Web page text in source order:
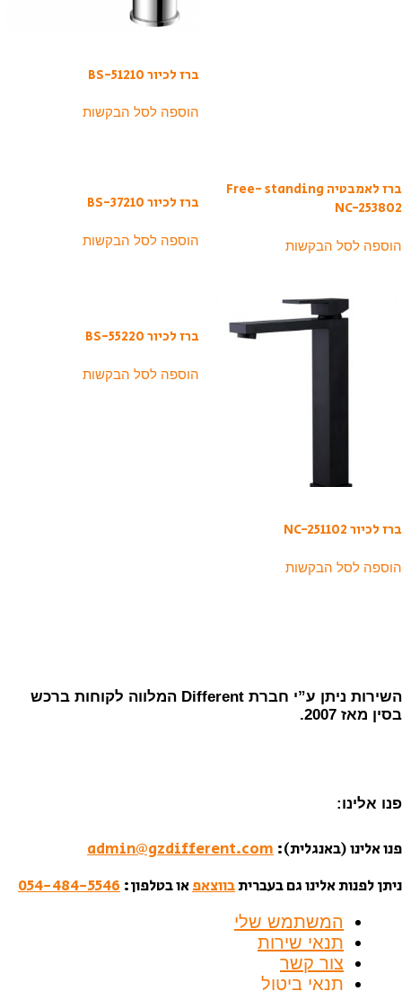
ברז לכיור BS-51210
הוספה לסל הבקשות
ברז לאמבטיה Free- standing
NC-253802
הוספה לסל הבקשות
ברז לכיור BS-37210
הוספה לסל הבקשות
ברז לכיור NC-251102
הוספה לסל הבקשות
ברז לכיור BS-55220
הוספה לסל הבקשות
השירות ניתן ע”י חברת Different המלווה לקוחות ברכש
בסין מאז 2007.
פנו אלינו:
פנו אלינו (באנגלית): admin@gzdifferent.com
ניתן לפנות אלינו גם בעבריתבווצאפאו בטלפון: 054-484-5546
המשתמש שלי
תנאי שירות
צור קשר
תנאי ביטול